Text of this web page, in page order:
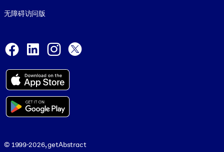
无障碍访问版
Facebook
LinkedInInstagram
© 1999-2026, getAbstract